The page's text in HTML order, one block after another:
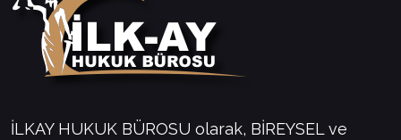
İLKAY HUKUK BÜROSU olarak, BİREYSEL ve